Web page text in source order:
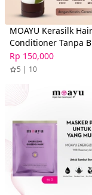
MOAYU Kerasilk
Conditioner Tanpa
150ml - Kondisioner
Berhijab, Anti
Rp 150,000
5 | 10